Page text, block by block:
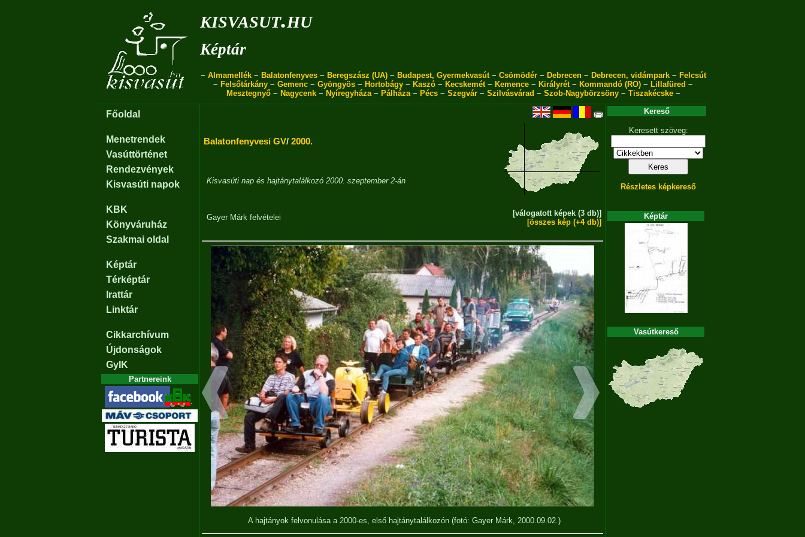
kisvasut.hu
Képtár
~ Almamellék~ Balatonfenyves~ Beregszász (UA)~ Budapest, Gyermekvasút~ Csömödér~ Debrecen~ Debrecen, vidámpark~ Felcsút
~ Felsőtárkány ~ Gemenc ~ Gyöngyös ~ Hortobágy ~ Kaszó ~ Kecskemét~ Kemence ~ Királyrét~ Kommandó (RO) ~ Lillafüred ~
Mesztegnyő~ Nagycenk~ Nyíregyháza~ Pálháza~ Pécs~ Szegvár~ Szilvásvárad ~ Szob-Nagybörzsöny~ Tiszakécske~
Főoldal
Menetrendek
Vasúttörténet
Rendezvények
Kisvasúti napok
KBK
Könyváruház
Szakmai oldal
Képtár
Térképtár
Irattár
Linktár
Cikkarchívum
Újdonságok
GyIK
Partnereink
Balatonfenyvesi GV/ 2000.
Kisvasúti nap és hajtánytalálkozó 2000. szeptember 2-án
Gayer Márk felvételei
[válogatott képek (3 db)]
[összes kép (+4 db)]
A hajtányok felvonulása a 2000-es, első hajtánytalálkozón (fotó: Gayer Márk, 2000.09.02.)
Kereső
Keresett szöveg:
Részletes képkereső
Képtár
Vasútkereső